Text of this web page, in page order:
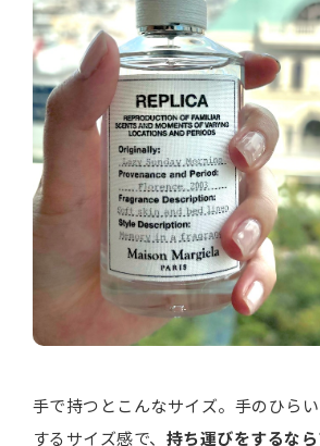
手で持つとこんなサイズ。手のひら
するサイズ感で、 持ち運びをするな